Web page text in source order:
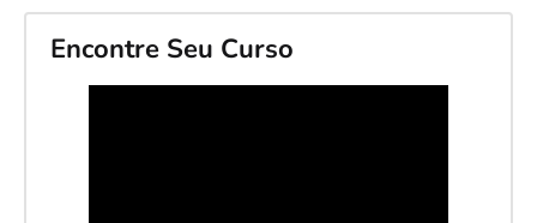
Encontre Seu Curso